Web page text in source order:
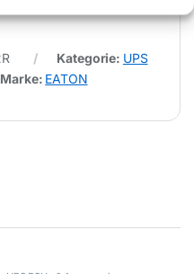
Kategorie: UPS
Marke: EATON